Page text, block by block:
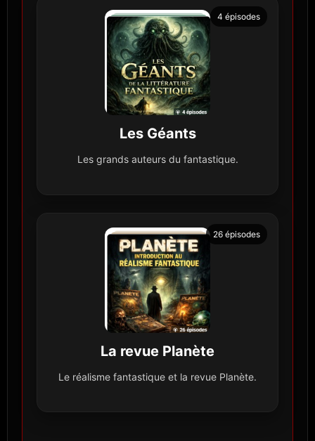
4 épisodes
Les Géants
Les grands auteurs du fantastique.
26 épisodes
La revue Planète
Le réalisme fantastique et la revue Planète.